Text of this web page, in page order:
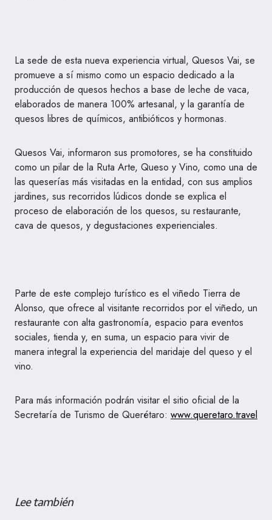
La sede de esta nueva experiencia virtual, Quesos Vai, se
promueve a sí mismo como un espacio dedicado a la
producción de quesos hechos a base de leche de vaca,
elaborados de manera 100% artesanal, y la garantía de
quesos libres de químicos, antibióticos y hormonas.
Quesos Vai, informaron sus promotores, se ha constituido
como un pilar de la Ruta Arte, Queso y Vino, como una de
las queserías más visitadas en la entidad, con sus amplios
jardines, sus recorridos lúdicos donde se explica el
proceso de elaboración de los quesos, su restaurante,
cava de quesos, y degustaciones experienciales.
Parte de este complejo turístico es el viñedo Tierra de
Alonso, que ofrece al visitante recorridos por el viñedo, un
restaurante con alta gastronomía, espacio para eventos
sociales, tienda y, en suma, un espacio para vivir de
manera integral la experiencia del maridaje del queso y el
vino.
Para más información podrán visitar el sitio oficial de la
Secretaría de Turismo de Querétaro: www.queretaro.travel
Lee también